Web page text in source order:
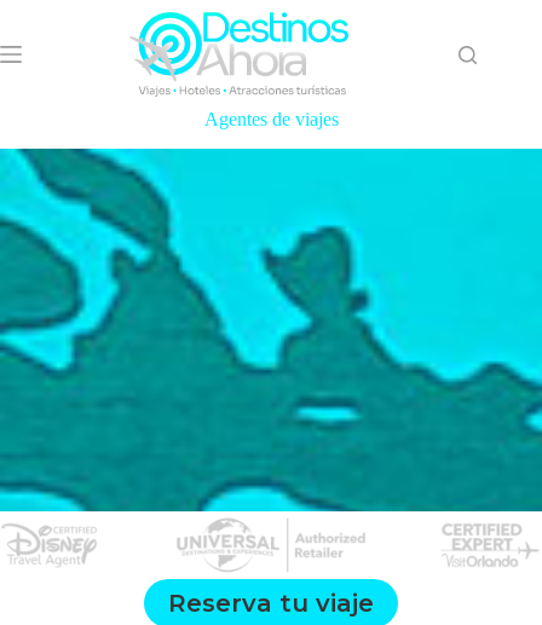
contenido
Agentes de viajes
Reserva tu viaje